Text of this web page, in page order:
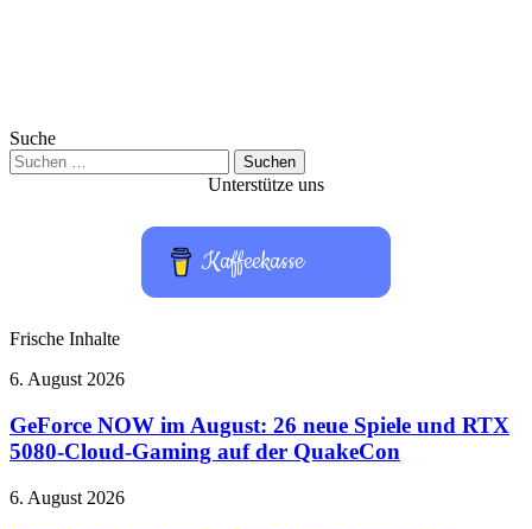
Suche
Suchen
nach:
Unterstütze uns
Kaffeekasse
Frische Inhalte
GeForce
im
August:
26
Spiele
6. August 2026
GeForce NOW im August: 26 neue Spiele und RTX
5080-Cloud-Gaming auf der QuakeCon
Bose
6. August 2026